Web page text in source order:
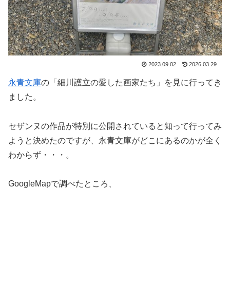
2023.09.02 2026.03.29
永青文庫の「細川護立の愛した画家たち」を見に行ってき
ました。
セザンヌの作品が特別に公開されていると知って行ってみ
ようと決めたのですが、永青文庫がどこにあるのかが全く
わからず・・・。
GoogleMapで調べたところ、